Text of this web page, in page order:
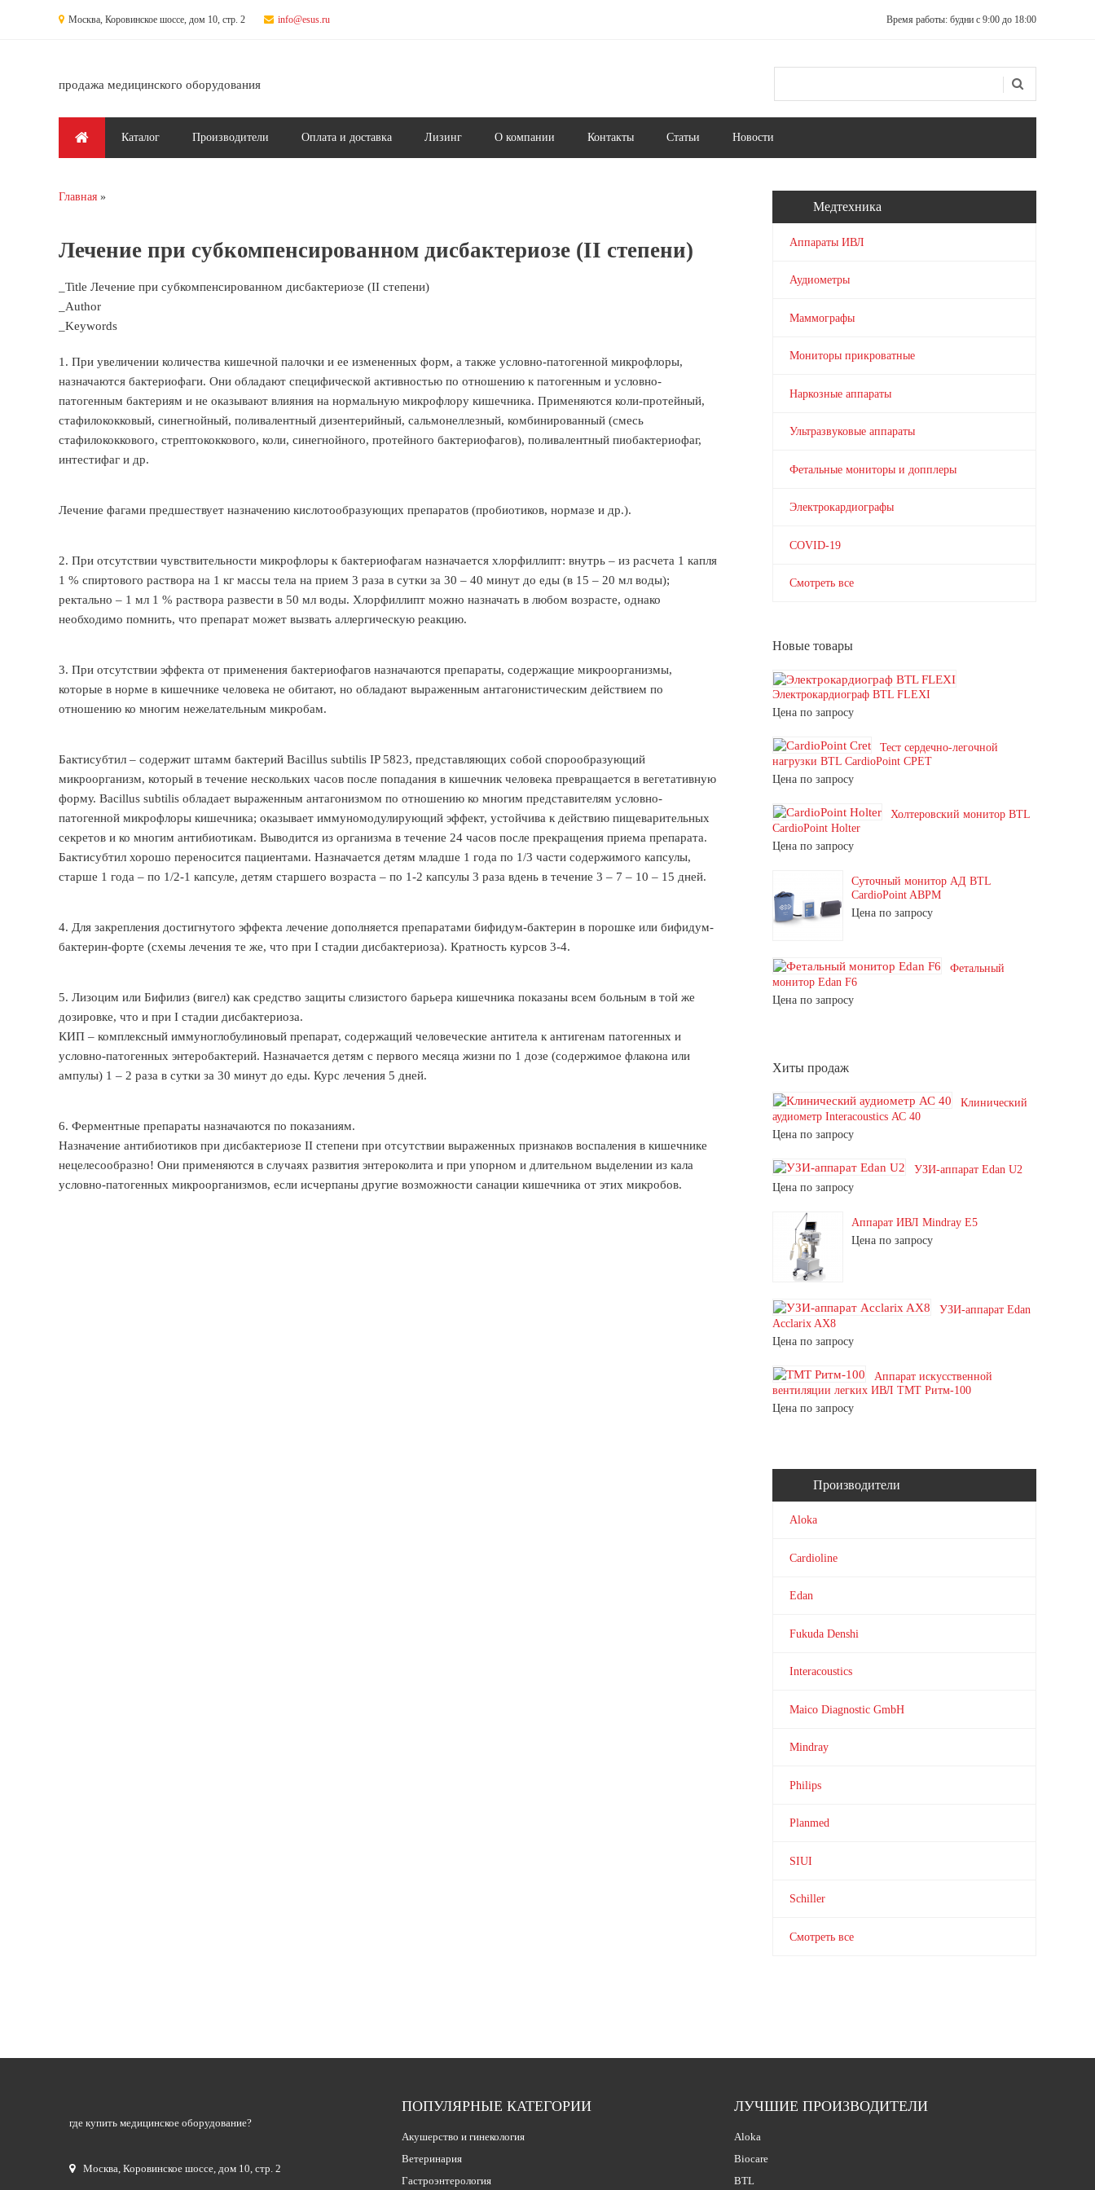
Москва, Коровинское шоссе, дом 10, стр. 2 info@esus.ru Время работы: будни с 9:00 до 18:00
продажа медицинского оборудования
Главное менюКаталог Производители Оплата и доставка Лизинг О компании Контакты Статьи Новости
Вы здесь
Главная
Лечение при субкомпенсированном дисбактериозе (II степени)
_Title Лечение при субкомпенсированном дисбактериозе (II степени)
_Author
_Keywords
1. При увеличении количества кишечной палочки и ее измененных форм, а также условно-патогенной микрофлоры,
назначаются бактериофаги. Они обладают специфической активностью по отношению к патогенным и условно-
патогенным бактериям и не оказывают влияния на нормальную микрофлору кишечника. Применяются коли-протейный,
стафилококковый, синегнойный, поливалентный дизентерийный, сальмонеллезный, комбинированный (смесь
стафилококкового, стрептококкового, коли, синегнойного, протейного бактериофагов), поливалентный пиобактериофаг,
интестифаг и др.
Лечение фагами предшествует назначению кислотообразующих препаратов (пробиотиков, нормазе и др.).
2. При отсутствии чувствительности микрофлоры к бактериофагам назначается хлорфиллипт: внутрь – из расчета 1 капля
1 % спиртового раствора на 1 кг массы тела на прием 3 раза в сутки за 30 – 40 минут до еды (в 15 – 20 мл воды);
ректально – 1 мл 1 % раствора развести в 50 мл воды. Хлорфиллипт можно назначать в любом возрасте, однако
необходимо помнить, что препарат может вызвать аллергическую реакцию.
3. При отсутствии эффекта от применения бактериофагов назначаются препараты, содержащие микроорганизмы,
которые в норме в кишечнике человека не обитают, но обладают выраженным антагонистическим действием по
отношению ко многим нежелательным микробам.
Бактисубтил – содержит штамм бактерий Bacillus subtilis IP 5823, представляющих собой спорообразующий
микроорганизм, который в течение нескольких часов после попадания в кишечник человека превращается в вегетативную
форму. Bacillus subtilis обладает выраженным антагонизмом по отношению ко многим представителям условно-
патогенной микрофлоры кишечника; оказывает иммуномодулирующий эффект, устойчива к действию пищеварительных
секретов и ко многим антибиотикам. Выводится из организма в течение 24 часов после прекращения приема препарата.
Бактисубтил хорошо переносится пациентами. Назначается детям младше 1 года по 1/3 части содержимого капсулы,
старше 1 года – по 1/2-1 капсуле, детям старшего возраста – по 1-2 капсулы 3 раза вдень в течение 3 – 7 – 10 – 15 дней.
4. Для закрепления достигнутого эффекта лечение дополняется препаратами бифидум-бактерин в порошке или бифидум-
бактерин-форте (схемы лечения те же, что при I стадии дисбактериоза). Кратность курсов 3-4.
5. Лизоцим или Бифилиз (вигел) как средство защиты слизистого барьера кишечника показаны всем больным в той же
дозировке, что и при I стадии дисбактериоза.
КИП – комплексный иммуноглобулиновый препарат, содержащий человеческие антитела к антигенам патогенных и
условно-патогенных энтеробактерий. Назначается детям с первого месяца жизни по 1 дозе (содержимое флакона или
ампулы) 1 – 2 раза в сутки за 30 минут до еды. Курс лечения 5 дней.
6. Ферментные препараты назначаются по показаниям.
Назначение антибиотиков при дисбактериозе II степени при отсутствии выраженных признаков воспаления в кишечнике
нецелесообразно! Они применяются в случаях развития энтероколита и при упорном и длительном выделении из кала
условно-патогенных микроорганизмов, если исчерпаны другие возможности санации кишечника от этих микробов.
Медтехника
Аппараты ИВЛ
Аудиометры
Маммографы
Мониторы прикроватные
Наркозные аппараты
Ультразвуковые аппараты
Фетальные мониторы и допплеры
Электрокардиографы
COVID-19
Смотреть все
Новые товары
Электрокардиограф BTL FLEXI
Цена по запросу
Тест сердечно-легочной
нагрузки BTL CardioPoint CPET
Цена по запросу
Холтеровский монитор BTL
CardioPoint Holter
Цена по запросу
Суточный монитор АД BTL
CardioPoint ABPM
Цена по запросу
Фетальный
монитор Edan F6
Цена по запросу
Хиты продаж
Клинический
аудиометр Interacoustics АС 40
Цена по запросу
УЗИ-аппарат Edan U2
Цена по запросу
Аппарат ИВЛ Mindray E5
Цена по запросу
УЗИ-аппарат Edan
Acclarix AX8
Цена по запросу
Аппарат искусственной
вентиляции легких ИВЛ ТМТ Ритм-100
Цена по запросу
Производители
Aloka
Cardioline
Edan
Fukuda Denshi
Interacoustics
Maico Diagnostic GmbH
Mindray
Philips
Planmed
SIUI
Schiller
Смотреть все
где купить медицинское оборудование?
Москва Коровинское шоссе, дом 10, стр. 2
ПОПУЛЯРНЫЕ КАТЕГОРИИ
Акушерство и гинекология
Ветеринария
Гастроэнтерология
ЛУЧШИЕ ПРОИЗВОДИТЕЛИ
Aloka
Biocare
BTL